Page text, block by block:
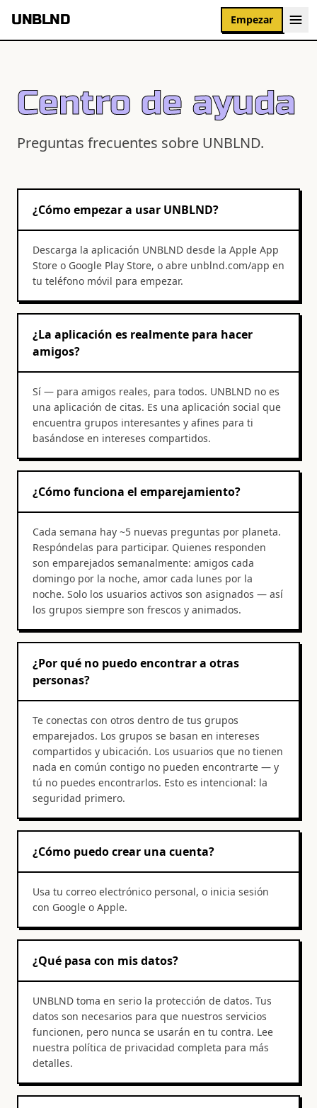
UNBLND Empezar
Centro de ayuda
Preguntas frecuentes sobre UNBLND.
¿Cómo empezar a usar UNBLND?
Descarga la aplicación UNBLND desde la Apple App
Store o Google Play Store, o abre unblnd.com/app en
tu teléfono móvil para empezar.
¿La aplicación es realmente para hacer
amigos?
Sí — para amigos reales, para todos. UNBLND no es
una aplicación de citas. Es una aplicación social que
encuentra grupos interesantes y afines para ti
basándose en intereses compartidos.
¿Cómo funciona el emparejamiento?
Cada semana hay ~5 nuevas preguntas por planeta.
Respóndelas para participar. Quienes responden
son emparejados semanalmente: amigos cada
domingo por la noche, amor cada lunes por la
noche. Solo los usuarios activos son asignados — así
los grupos siempre son frescos y animados.
¿Por qué no puedo encontrar a otras
personas?
Te conectas con otros dentro de tus grupos
emparejados. Los grupos se basan en intereses
compartidos y ubicación. Los usuarios que no tienen
nada en común contigo no pueden encontrarte — y
tú no puedes encontrarlos. Esto es intencional: la
seguridad primero.
¿Cómo puedo crear una cuenta?
Usa tu correo electrónico personal, o inicia sesión
con Google o Apple.
¿Qué pasa con mis datos?
UNBLND toma en serio la protección de datos. Tus
datos son necesarios para que nuestros servicios
funcionen, pero nunca se usarán en tu contra. Lee
nuestra política de privacidad completa para más
detalles.